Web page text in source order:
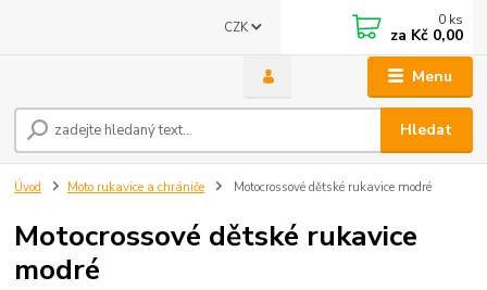
Menu
CZK
Hledat
0 ks
za Kč 0,00
Úvod Moto rukavice a chrániče Motocrossové dětské rukavice modré
Motocrossové dětské rukavice
modré